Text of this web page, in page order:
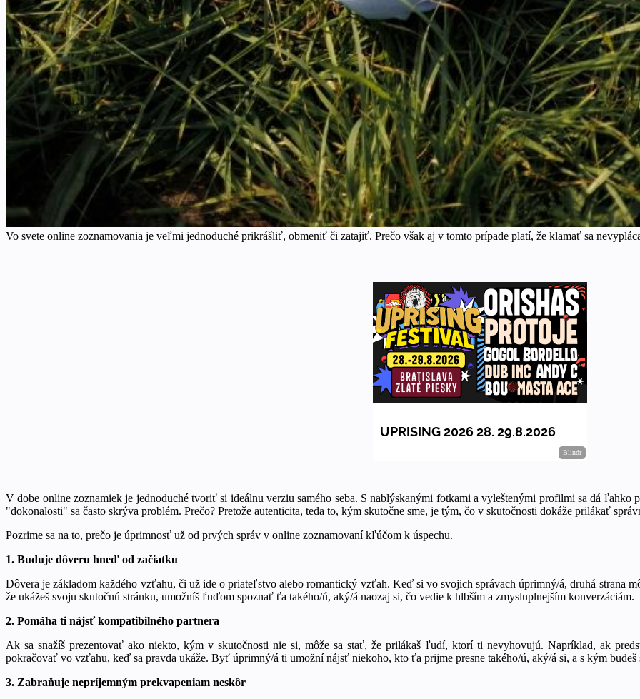
Vo svete online zoznamovania je veľmi jednoduché prikrášliť, obmeniť či zatajiť. Prečo však aj v tomto prípade platí, že klamať sa
V dobe online zoznamiek je jednoduché tvoriť si ideálnu verziu samého seba. S nablýskanými fotkami a vyleštenými profilmi sa dá
"dokonalosti" sa často skrýva problém. Prečo? Pretože autenticita, teda to, kým skutočne sme, je tým, čo v skutočnosti dokáže prilákať
Pozrime sa na to, prečo je úprimnosť už od prvých správ v online zoznamovaní kľúčom k úspechu.
1. Buduje dôveru hneď od začiatku
Dôvera je základom každého vzťahu, či už ide o priateľstvo alebo romantický vzťah. Keď si vo svojich správach úprimný/á, druhá strana
že ukážeš svoju skutočnú stránku, umožníš ľuďom spoznať ťa takého/ú, aký/á naozaj si, čo vedie k hlbším a zmysluplnejším konverzáciám.
2. Pomáha ti nájsť kompatibilného partnera
Ak sa snažíš prezentovať ako niekto, kým v skutočnosti nie si, môže sa stať, že prilákaš ľudí, ktorí ti nevyhovujú. Napríklad, ak
pokračovať vo vzťahu, keď sa pravda ukáže. Byť úprimný/á ti umožní nájsť niekoho, kto ťa prijme presne takého/ú, aký/á si, a s kým
3. Zabraňuje nepríjemným prekvapeniam neskôr